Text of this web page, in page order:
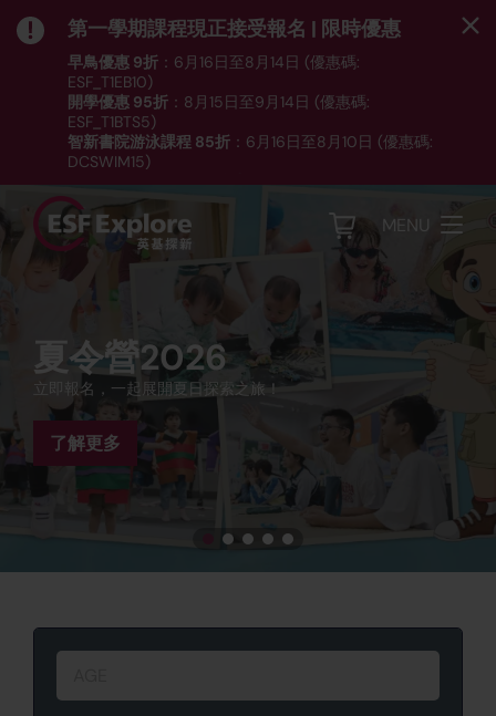
第一學期課程現正接受報名 | 限時優惠
早鳥優惠 9折 ：6月16日至8月14日 (優惠碼:
ESF_T1EB10)
開學優惠 95折 ：8月15日至9月14日 (優惠碼:
ESF_T1BTS5)
智新書院游泳課程 85折 ：6月16日至8月10日 (優惠碼:
DCSWIM15)
*受條款及細則約束｜按此瀏覽課程列表
MENU
夏令營2026
立即報名，一起展開夏日探索之旅！
了解更多
夏令營
開放予所有英基及非英基生、本地及海外學，由嬰兒至青少
年，涵蓋遊戲小組、運動、語言、藝術及STEM等多個全日及半
日營。
了解更多
夏季學院 (12-14歲)
專為渴望掌握升學及就業必備技能的中學生而設的課程。深入
探索不同行業，踏入編程、媒體、語言及公共演講的世界。
了解更多
第一學期 現已接受報名
瀏覽我們的課程目錄，挑選最適合你子女的活動！
了解更多
第一學期（8月至12月恆常
班)
發掘興趣，強化所學。超過50種語文、運動、STEM及學前課
程供4個月到14歲報讀。